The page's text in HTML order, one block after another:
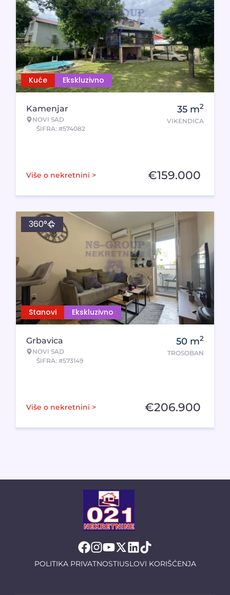
Kuće Ekskluzivno
Kamenjar
NOVI SAD
ŠIFRA: #574082
35 m2
VIKENDICA
Više o nekretnini > €159.000
Stanovi Ekskluzivno
360°
Grbavica
NOVI SAD
ŠIFRA: #573149
50 m2
TROSOBAN
Više o nekretnini > €206.900
POLITIKA PRIVATNOSTIUSLOVI KORIŠĆENJA